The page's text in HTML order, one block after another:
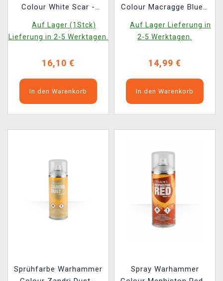
Colour White Scar -
(Spray)
Auf Lager (1Stck)
Lieferung in 2-5 Werktagen.
16,10 €
In den Warenkorb
Colour Macragge Blue -
(Spray)
Auf Lager Lieferung in
2-5 Werktagen.
14,99 €
In den Warenkorb
Sprühfarbe Warhammer
Spray Warhammer